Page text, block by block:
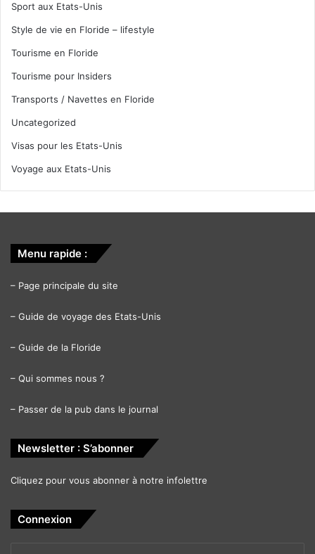
Sport aux Etats-Unis
Style de vie en Floride – lifestyle
Tourisme en Floride
Tourisme pour Insiders
Transports / Navettes en Floride
Uncategorized
Visas pour les Etats-Unis
Voyage aux Etats-Unis
Menu rapide :
– Page principale du site
– Guide de voyage des Etats-Unis
– Guide de la Floride
– Qui sommes nous ?
– Passer de la pub dans le journal
Newsletter : S’abonner
Cliquez pour vous abonner à notre infolettre
Connexion